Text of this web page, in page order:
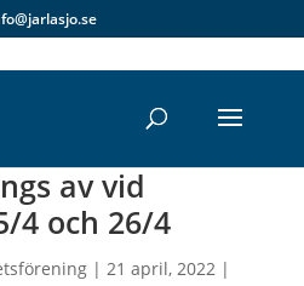
av vid
4 och 26/4
| 21 april, 2022|